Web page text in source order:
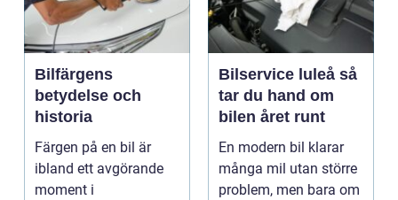
Bilfärgens
betydelse och
historia
Färgen på en bil är
ibland ett avgörande
moment i
Bilservice luleå så
tar du hand om
bilen året runt
En modern bil klarar
många mil utan större
problem, men bara om